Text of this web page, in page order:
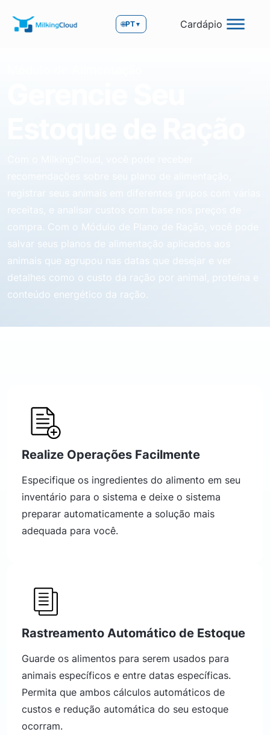
🌐PT▼ Cardápio
receitas, e analisar custos com base nos preços de
compra. Com o Módulo de Plano de Ração, você pode
salvar seus planos de alimentação aplicados aos
animais que agrupou nas datas que desejar e ver
detalhes como o custo da ração por animal, proteína e
conteúdo energético da ração.
Realize Operações Facilmente
Especifique os ingredientes do alimento em seu
inventário para o sistema e deixe o sistema
preparar automaticamente a solução mais
adequada para você.
Rastreamento Automático de Estoque
Guarde os alimentos para serem usados para
animais específicos e entre datas específicas.
Permita que ambos cálculos automáticos de
custos e redução automática do seu estoque
ocorram.